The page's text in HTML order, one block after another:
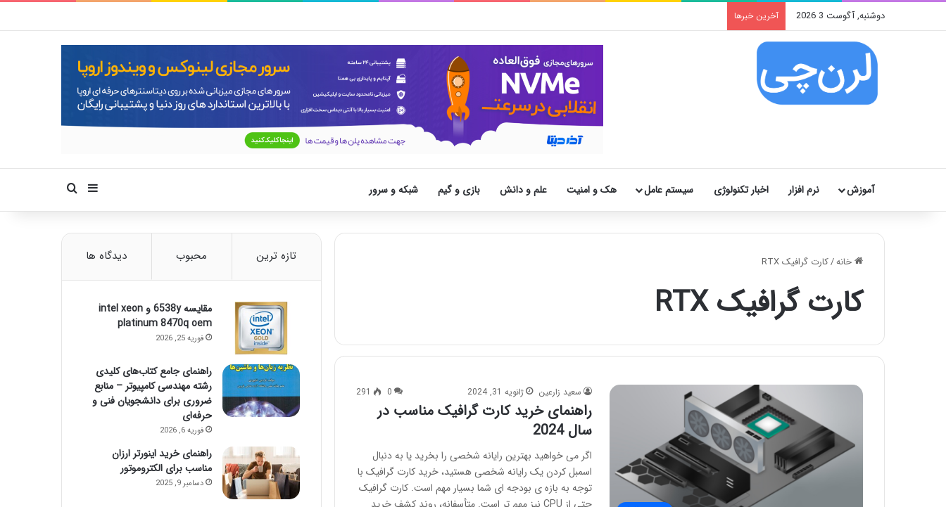
دوشنبه, آگوست 3 2026 آخرین خبرها
آموزش نرم افزار اخبار تکنولوژی سیستم عامل هک و امنیت علم و دانش بازی و گیم شبکه و سرور سایدبار
خانه/کارت گرافیک RTX
کارت گرافیک RTX
سعید زارعین ژانویه 31, 2024 0
291
راهنمای خرید کارت گرافیک مناسب در
سال 2024
اگر می خواهید بهترین رایانه شخصی را بخرید یا به دنبال
اسمبل کردن یک رایانه شخصی هستید، خرید کارت گرافیک با
توجه به بازه ی بودجه ای شما بسیار مهم است. کارت گرافیک
تازه ترین محبوب دیدگاه ها
مقایسه 6538y و intel xeon
platinum 8470q oem
فوریه 25, 2026
راهنمای جامع کتاب‌های کلیدی
رشته مهندسی کامپیوتر – منابع
ضروری برای دانشجویان فنی و
حرفه‌ای
فوریه 6, 2026
راهنمای خرید اینورتر ارزان
مناسب برای الکتروموتور
دسامبر 9, 2025